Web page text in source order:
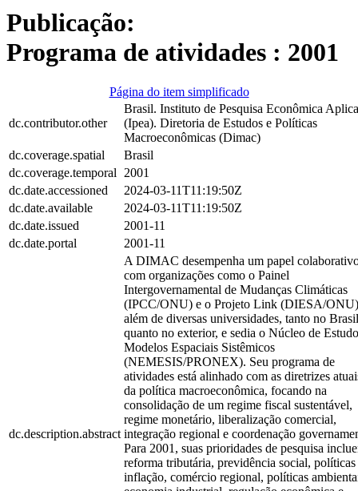
Publicação:
Programa de atividades : 2001
Página do item simplificado
dc.contributor.other
Brasil. Instituto de Pesquisa Econômica
(Ipea). Diretoria de Estudos e Políticas
Macroeconômicas (Dimac)
dc.coverage.spatial
Brasil
dc.coverage.temporal
2001
dc.date.accessioned
2024-03-11T11:19:50Z
dc.date.available
2024-03-11T11:19:50Z
dc.date.issued
2001-11
dc.date.portal
2001-11
dc.description.abstract
A DIMAC desempenha um papel
com organizações como o Painel
Intergovernamental de Mudanças Climáticas
(IPCC/ONU) e o Projeto Link (DIESA/
além de diversas universidades, tanto no Brasil
quanto no exterior, e sedia o Núcleo de
Modelos Espaciais Sistêmicos
(NEMESIS/PRONEX). Seu programa de
atividades está alinhado com as diretrizes
da política macroeconômica, focando na
consolidação de um regime fiscal sustentável,
regime monetário, liberalização comercial,
integração regional e coordenação
Para 2001, suas prioridades de pesquisa
reforma tributária, previdência social, políticas
inflação, comércio regional, políticas